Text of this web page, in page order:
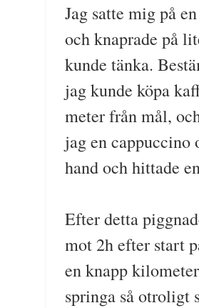
Jag satte mig på
och knaprade på
kunde tänka.
jag kunde köpa
meter från mål,
jag en
hand och hittade
Efter detta
mot 2h efter start
en knapp
springa så otroligt